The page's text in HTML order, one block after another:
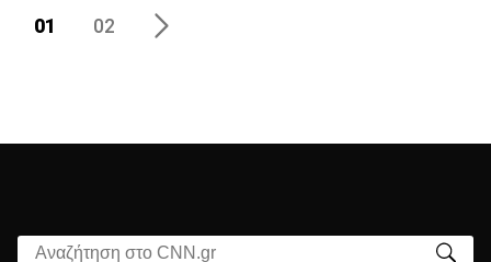
01 02
Αναζήτηση στο CNN.gr